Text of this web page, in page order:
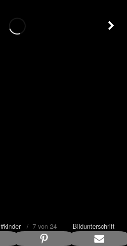
#kinder/ 7 von 24 Bildunterschrift
anzeigen